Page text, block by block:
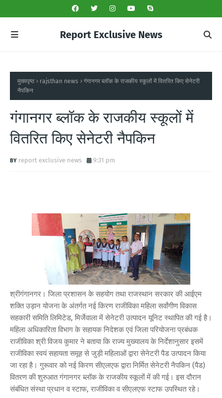
Report Exclusive News
मुख्यपृष्ठ rajsthan news
गंगानगर ब्लॉक के राजकीय स्कूलों में वितरित किए सेनेटरी
नैपकिन
गंगानगर ब्लॉक के राजकीय स्कूलों में
वितरित किए सेनेटरी नैपकिन
report exclusive news 9:31 pm
श्रीगंगानगर। जिला प्रशासन के सहयोग तथा राजस्थान सरकार की आईएम
शक्ति उड़ान योजना के अंतर्गत नई किरण राजीविका महिला सर्वांगीण विकास
सहकारी समिति लिमिटेड, मिर्जेवाला में सेनेटरी उत्पादन यूनिट स्थापित की गई है।
महिला अधिकारिता विभाग के सहायक निदेशक एवं जिला परियोजना प्रबंधक
राजीविका श्री विजय कुमार ने बताया कि राज्य मुख्यालय के निर्देशानुसार इसमें
राजीविका स्वयं सहायता समूह से जुड़ी महिलाओं द्वारा सेनेटरी पैड उत्पादन किया
जा रहा है। गुरूवार को नई किरण सीएलएफ द्वारा निर्मित सेनेटरी नैपकिन (पैड)
वितरण की शुरुआत गंगानगर ब्लॉक के राजकीय स्कूलों में की गई। इस दौरान
संबंधित संस्था प्रधान व स्टाफ, राजीविका व सीएलएफ स्टाफ उपस्थित रहे।